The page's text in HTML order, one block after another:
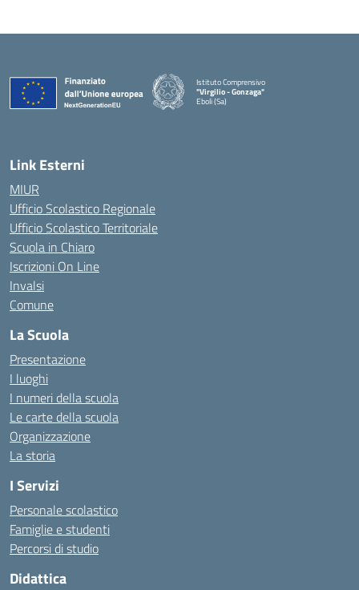
Istituto Comprensivo
"Virgilio - Gonzaga"
Eboli (Sa)
Link Esterni
MIUR
Ufficio Scolastico Regionale
Ufficio Scolastico Territoriale
Scuola in Chiaro
Iscrizioni On Line
Invalsi
Comune
La Scuola
Presentazione
I luoghi
I numeri della scuola
Le carte della scuola
Organizzazione
La storia
I Servizi
Personale scolastico
Famiglie e studenti
Percorsi di studio
Didattica